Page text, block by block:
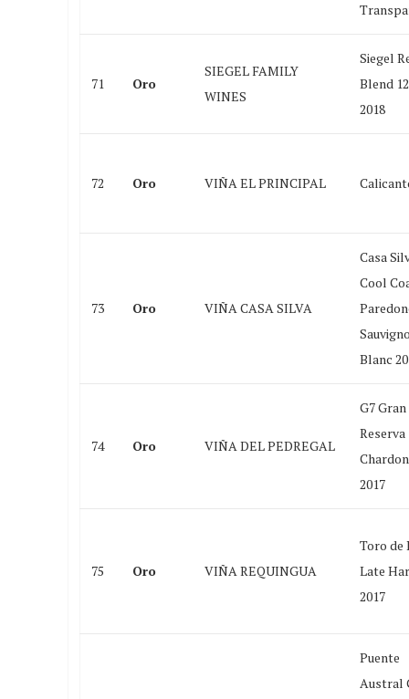
71 Oro
SIEGEL FAMILY
WINES
Siegel
Blend
2018
72 Oro VIÑA EL PRINCIPAL
73 Oro VIÑA CASA SILVA
Casa
Cool
Blanc
74 Oro VIÑA DEL PEDREGAL
G7 Gran
Reserva
2017
75 Oro VIÑA REQUINGUA
Toro de
Late
2017
Puente
Austral